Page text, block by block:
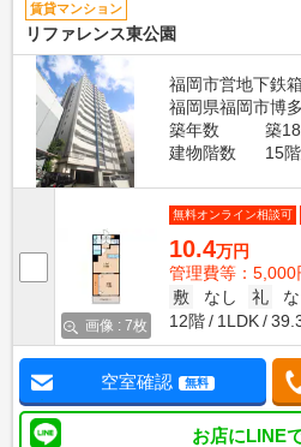
賃貸マンション
リファレンス東公園
福岡市営地下鉄
福岡県福岡市博
築年数
築
建物階数
15
画像 : 7枚
無料オンライン相談可
10.4万円
管理費等：5,000
敷
なし 礼
12階
1LDK
空室確認 無料
お店にLINE